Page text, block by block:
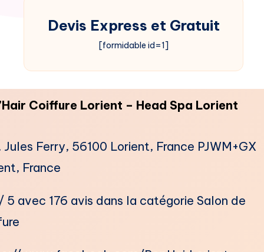
Devis Express et Gratuit
[formidable id=1]
Coiffure Lorient – Head Spa Lorient
Jules Ferry, 56100 Lorient, France PJWM+GX
France
5 avec 176 avis dans la catégorie ​Salon de